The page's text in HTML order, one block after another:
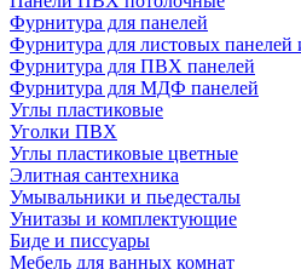
Фурнитура для панелей
Фурнитура для листовых панелей
Фурнитура для ПВХ панелей
Фурнитура для МДФ панелей
Углы пластиковые
Уголки ПВХ
Углы пластиковые цветные
Элитная сантехника
Умывальники и пьедесталы
Унитазы и комплектующие
Биде и писсуары
Мебель для ванных комнат